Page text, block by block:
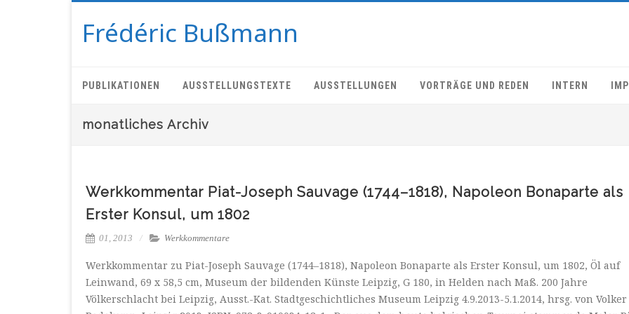
Frédéric Bußmann
PUBLIKATIONEN AUSSTELLUNGSTEXTE AUSSTELLUNGEN VORTRÄGE UND REDEN INTERN
monatliches Archiv
Werkkommentar Piat-Joseph Sauvage (1744–1818), Napoleon Bonaparte als
Erster Konsul, um 1802
01, 2013 Werkkommentare
Werkkommentar zu Piat-Joseph Sauvage (1744–1818), Napoleon Bonaparte als Erster Konsul, um 1802, Öl auf
Leinwand, 69 x 58,5 cm, Museum der bildenden Künste Leipzig, G 180, in Helden nach Maß. 200 Jahre
Völkerschlacht bei Leipzig, Ausst.-Kat. Stadtgeschichtliches Museum Leipzig 4.9.2013-5.1.2014, hrsg. von Volker